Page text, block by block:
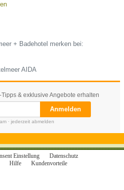
+ Badehotel merken bei:
AIDA
& exklusive Angebote erhalten
Anmelden
· jederzeit abmelden
Einstellung
Datenschutz
Hilfe
Kundenvorteile